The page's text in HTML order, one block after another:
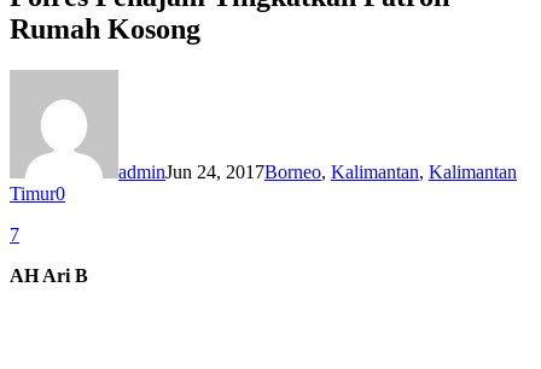
Rumah Kosong
adminJun 24, 2017Borneo, Kalimantan, Kalimantan
Timur0
7
AH Ari B